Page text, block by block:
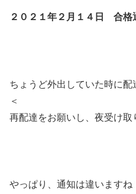
２０２１年２月１４日 合格
ちょうど外出していた時に
＜
再配達をお願いし、夜受け取
やっぱり、通知は違いますね